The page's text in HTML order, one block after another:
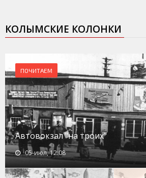
КОЛЫМСКИЕ КОЛОНКИ
ПОЧИТАЕМ
Автовокзал "на троих"
05-июл, 12:08